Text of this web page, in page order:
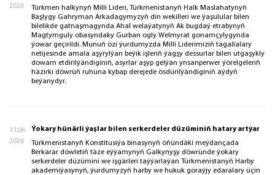
2026
Türkmen halkynyň Milli Lideri, Türkmenistanyň Halk Maslahatynyň
Başlygy Gahryman Arkadagymyzyň din wekilleri we ýaşulular bilen
bilelikde gatnaşmagynda Ahal welaýatynyň Ak bugdaý etrabynyň
Magtymguly obasyndaky Gurban ogly Welmyrat gonamçylygynda
ýowar geçirildi. Munuň özi ýurdumyzda Milli Liderimiziň tagallalary
netijesinde amala aşyrylýan beýik işleriň ýagşy dessurlar bilen utgaşykly
dowam etdirilýändiginiň, asyrlar aşyp gelýän ynsanperwer ýörelgeleriň
häzirki döwrüň ruhuna kybap derejede ösdürilýändiginiň aýdyň
beýanydyr.
13.06
2026
Ýokary hünärli ýaşlar bilen serkerdeler düzüminiň hatary artýar
Türkmenistanyň Konstitusiýa binasynyň öňündäki meýdançada
Berkarar döwletiň täze eýýamynyň Galkynyşy döwründe ýokary
serkerdeler düzümini we işgärleri taýýarlaýan Türkmenistanyň Harby
akademiýasynyň, ýurdumyzyň harby we hukuk goraýjy edaralary üçin